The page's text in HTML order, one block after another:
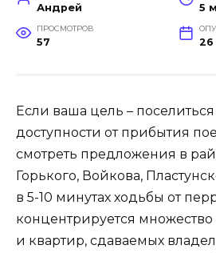
Андрей 5
ПРОСМОТРОВ
57 26
Если ваша цель –
доступности от прибытия
смотреть предложения в
Горького, Войкова,
в 5-10 минутах ходьбы от
концентрируется множество
и квартир, сдаваемых